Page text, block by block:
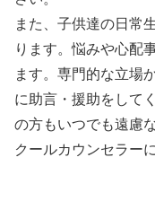
また、子供達の日常
ります。悩みや心配
ます。専門的な立場
に助言・援助をして
の方もいつでも遠慮
クールカウンセラー